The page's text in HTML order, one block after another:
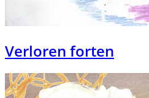
Verloren forten